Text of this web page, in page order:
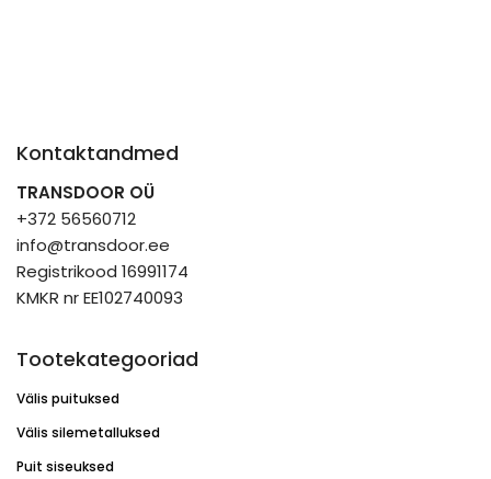
Kontaktandmed
TRANSDOOR OÜ
+372 56560712
info@transdoor.ee
Registrikood 16991174
KMKR nr EE102740093
Tootekategooriad
Välis puituksed
Välis silemetalluksed
Puit siseuksed